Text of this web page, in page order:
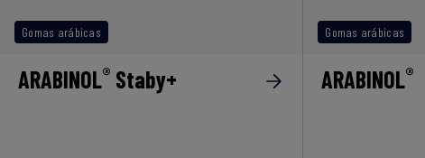
Gomas arábicas
ARABINOL® Staby+
Gomas arábicas
ARABINOL®